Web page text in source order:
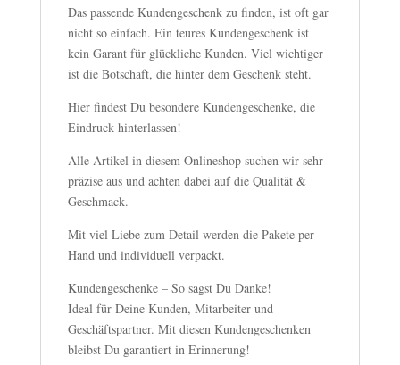
Das passende Kundengeschenk zu finden, ist oft gar
nicht so einfach. Ein teures Kundengeschenk ist
kein Garant für glückliche Kunden. Viel wichtiger
ist die Botschaft, die hinter dem Geschenk steht.
Hier findest Du besondere Kundengeschenke, die
Eindruck hinterlassen!
Alle Artikel in diesem Onlineshop suchen wir sehr
präzise aus und achten dabei auf die Qualität &
Geschmack.
Mit viel Liebe zum Detail werden die Pakete per
Hand und individuell verpackt.
Kundengeschenke – So sagst Du Danke!
Ideal für Deine Kunden, Mitarbeiter und
Geschäftspartner. Mit diesen Kundengeschenken
bleibst Du garantiert in Erinnerung!